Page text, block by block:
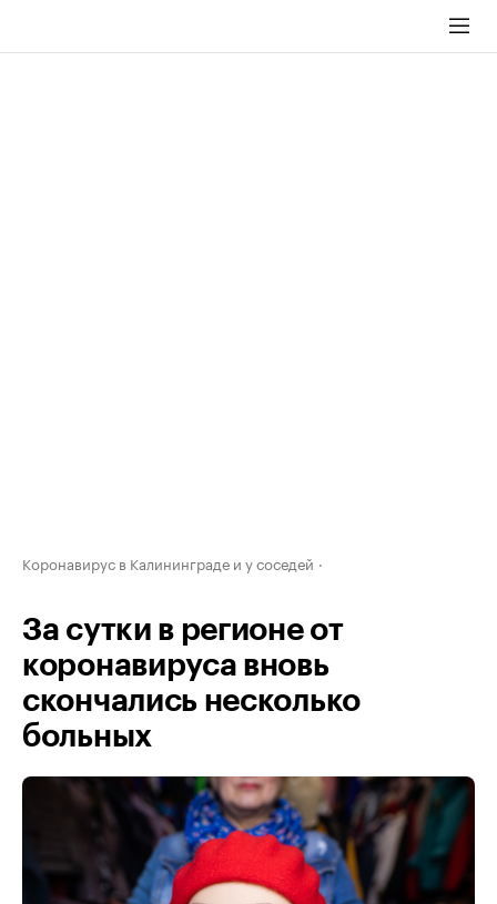
Коронавирус в Калининграде и у соседей
За сутки в регионе от
коронавируса вновь
скончались несколько
больных